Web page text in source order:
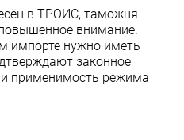
в ТРОИС, таможня
внимание.
импорте нужно иметь
законное
применимость режима